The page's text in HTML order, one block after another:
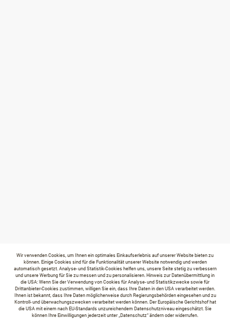
Wir verwenden Cookies, um Ihnen ein optimales Einkaufserlebnis auf unserer Website bieten zu
können. Einige Cookies sind für die Funktionalität unserer Website notwendig und werden
automatisch gesetzt. Analyse- und Statistik-Cookies helfen uns, unsere Seite stetig zu verbessern
und unsere Werbung für Sie zu messen und zu personalisieren. Hinweis zur Datenübermittlung in
die USA: Wenn Sie der Verwendung von Cookies für Analyse- und Statistikzwecke sowie für
Drittanbieter-Cookies zustimmen, willigen Sie ein, dass Ihre Daten in den USA verarbeitet werden.
Ihnen ist bekannt, dass Ihre Daten möglicherweise durch Regierungsbehörden eingesehen und zu
Kontroll- und überwachungszwecken verarbeitet werden können. Der Europäische Gerichtshof hat
die USA mit einem nach EU-Standards unzureichendem Datenschutzniveau eingeschätzt. Sie
können Ihre Einwilligungen jederzeit unter „Datenschutz“ ändern oder widerrufen.